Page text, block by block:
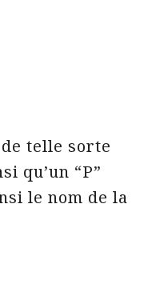
telle sorte
qu’un “P”
le nom de la